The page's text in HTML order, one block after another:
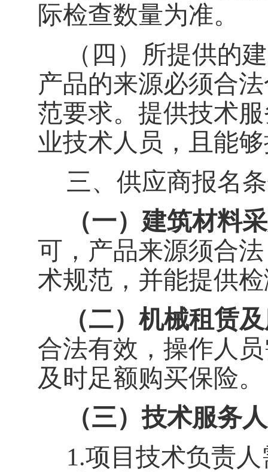
际检查数量为准。
（四） 所提供的
产品的来源必须合
范要求。提供技术
业技术人员，且能
三、供应商报名
（一）建筑材料
可，产品来源须合
术规范，并能提供
（二）机械租赁
合法有效，操作人
及时足额购买保险。
（三）技术服务
1.项目技术负责